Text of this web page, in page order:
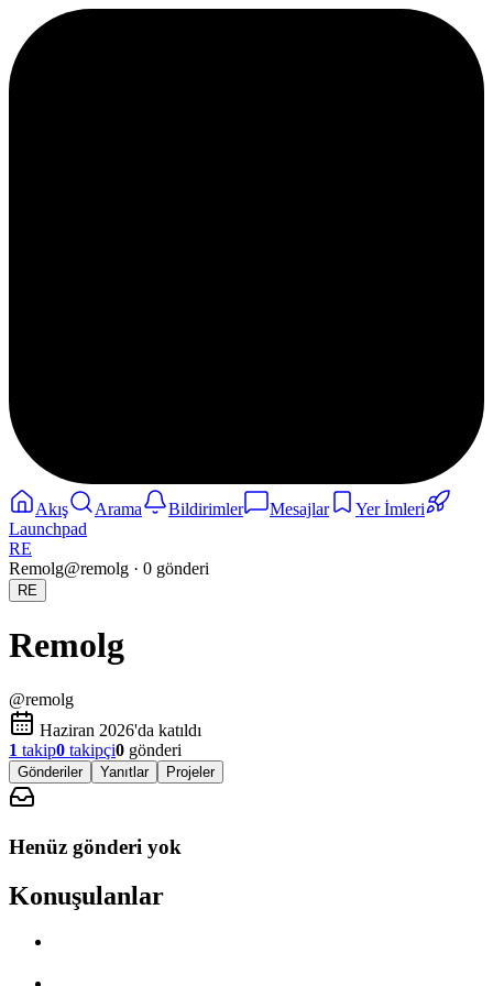
Akış Arama Bildirimler Mesajlar
Yer İmleri
Launchpad
RE
Remolg@remolg · 0 gönderi
RE
Remolg
@remolg
Haziran 2026'da katıldı
1 takip0 takipçi0 gönderi
Gönderiler Yanıtlar Projeler
Henüz gönderi yok
Konuşulanlar